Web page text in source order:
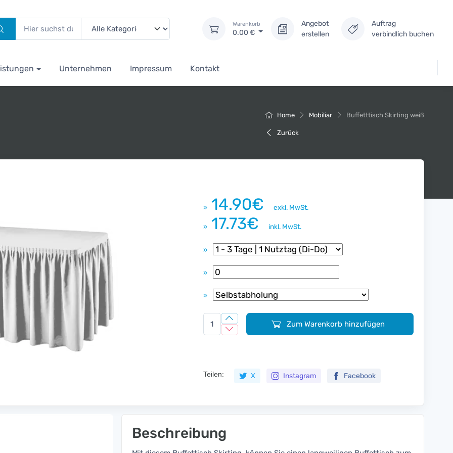
Warenkorb
0.00 €
Angebot
erstellen
Auftrag
verbindlich buchen
Unternehmen Impressum Kontakt
Home Mobiliar Buffetttisch Skirting weiß
Zurück
» 14.90€ exkl. MwSt.
» 17.73€ inkl. MwSt.
»
»
»
Zum Warenkorb hinzufügen
Teilen: X Instagram Facebook
Beschreibung